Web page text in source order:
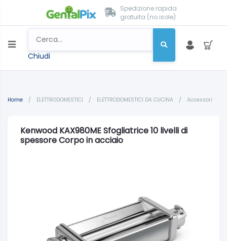
Spedizione rapida
gratuita (no isole)
Chiudi
Home / ELETTRODOMESTICI / ELETTRODOMESTICI DA CUCINA / Accessori
Kenwood KAX980ME Sfogliatrice 10 livelli di
spessore Corpo in acciaio